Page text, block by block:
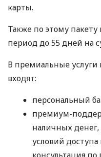
карты.
Также по этому пакету
период до 55 дней на
В премиальные услуги
входят:
персональный
премиум-
наличных
условий